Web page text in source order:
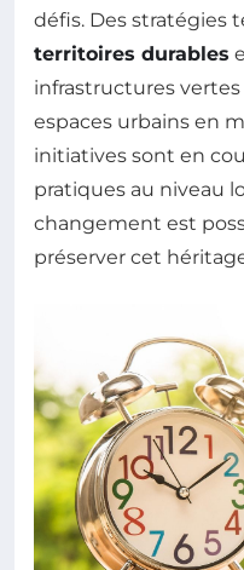
défis. Des stratégies
territoires durables
infrastructures
espaces urbains en
initiatives sont en
pratiques au niveau
changement est
préserver cet